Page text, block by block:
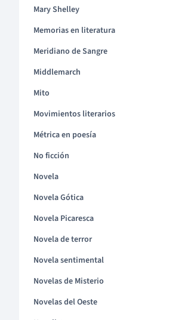
Mary Shelley
Memorias en literatura
Meridiano de Sangre
Middlemarch
Mito
Movimientos literarios
Métrica en poesía
No ficción
Novela
Novela Gótica
Novela Picaresca
Novela de terror
Novela sentimental
Novelas de Misterio
Novelas del Oeste